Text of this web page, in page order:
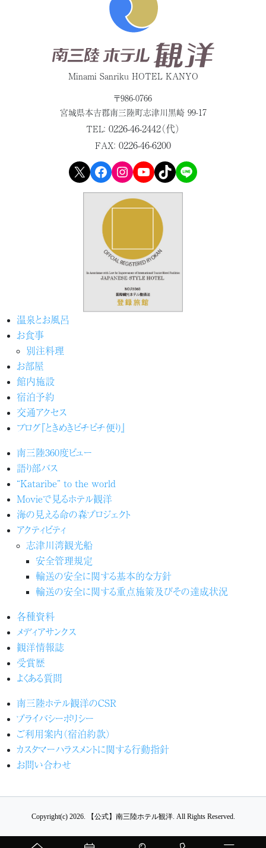
Minami Sanriku HOTEL KANYO
〒986-0766
宮城県本吉郡南三陸町志津川黒崎 99-17
TEL： 0226-46-2442（代）
FAX： 0226-46-6200
X Facebook Instagram YouTube TikTok LINE
温泉とお風呂
お食事
別注料理
お部屋
館内施設
宿泊予約
交通アクセス
ブログ『ときめきピチピチ便り』
南三陸360度ビュー
語り部バス
“Kataribe” to the world
Movieで見るホテル観洋
海の見える命の森プロジェクト
アクティビティ
志津川湾観光船
安全管理規定
輸送の安全に関する基本的な方針
輸送の安全に関する重点施策及びその達成状況
各種資料
メディアサンクス
観洋情報誌
受賞歴
よくある質問
南三陸ホテル観洋のCSR
プライバシーポリシー
ご利用案内（宿泊約款）
カスタマーハラスメントに関する行動指針
お問い合わせ
Copyright(c) 2026. 【公式】南三陸ホテル観洋. All Rights Reserved.